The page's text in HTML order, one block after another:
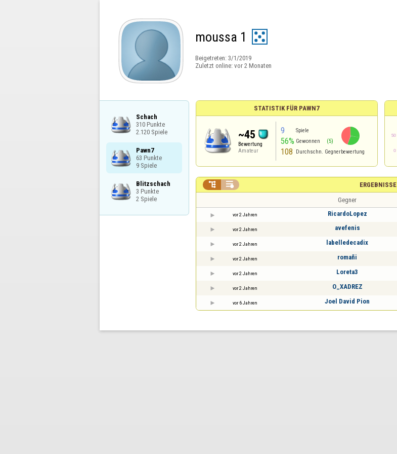
moussa 1
Beigetreten: 3/1/2019
Zuletzt online: vor 2 Monaten
Schach
310 Punkte
2.120 Spiele
Pawn7
63 Punkte
9 Spiele
Blitzschach
3 Punkte
2 Spiele
STATISTIK FÜR PAWN7
~45
Bewertung
Amateur
9 Spiele
56% Gewonnen (5)
108 Durchschn. Gegnerbewertung
ERGEBNISSE
 
Gegner
vor 2 Jahren RicardoLopez
vor 2 Jahren avefenis
vor 2 Jahren labelledecadix
vor 2 Jahren romañi
vor 2 Jahren Loreta3
vor 2 Jahren O_XADREZ
vor 6 Jahren Joel David Pion